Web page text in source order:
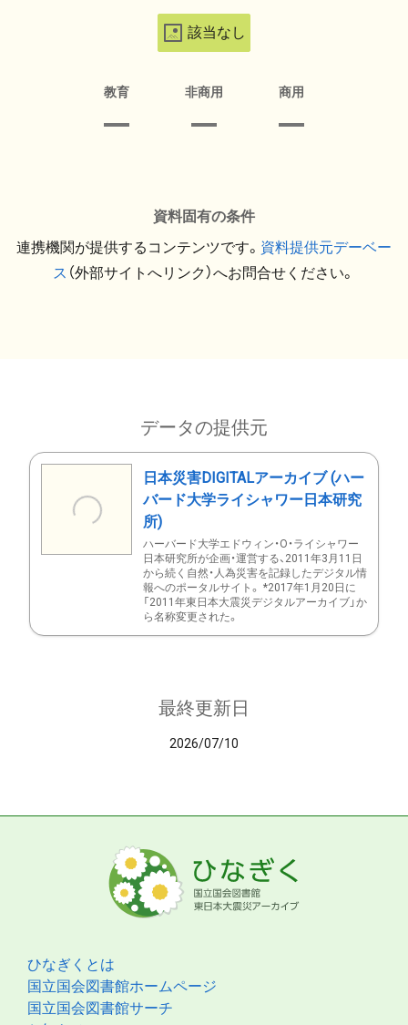
該当なし
教育 非商用 商用
資料固有の条件
連携機関が提供するコンテンツです。 資料提供元デーベー
ス （外部サイトへリンク）へお問合せください。
データの提供元
日本災害DIGITALアーカイブ (ハー
バード大学ライシャワー日本研究
所)
ハーバード大学エドウィン・O・ライシャワー
日本研究所が企画・運営する、2011年3月11日
から続く自然・人為災害を記録したデジタル情
報へのポータルサイト。 *2017年1月20日に
「2011年東日本大震災デジタルアーカイブ」か
ら名称変更された。
最終更新日
2026/07/10
ひなぎくとは
国立国会図書館ホームページ
国立国会図書館サーチ